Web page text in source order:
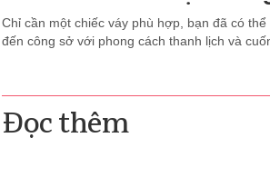
Chỉ cần một chiếc váy phù hợp, bạn đã có
đến công sở với phong cách thanh lịch và
Đọc thêm